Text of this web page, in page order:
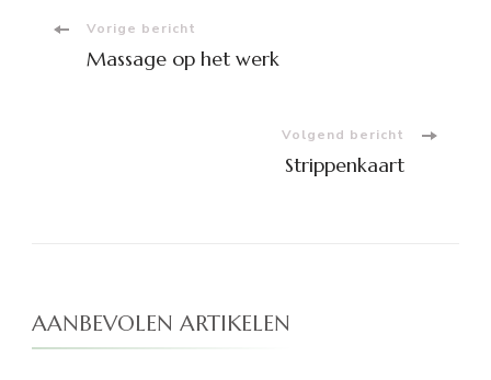
Berichtnavigatie
Vorige bericht
Massage op het werk
Volgend bericht
Strippenkaart
AANBEVOLEN ARTIKELEN